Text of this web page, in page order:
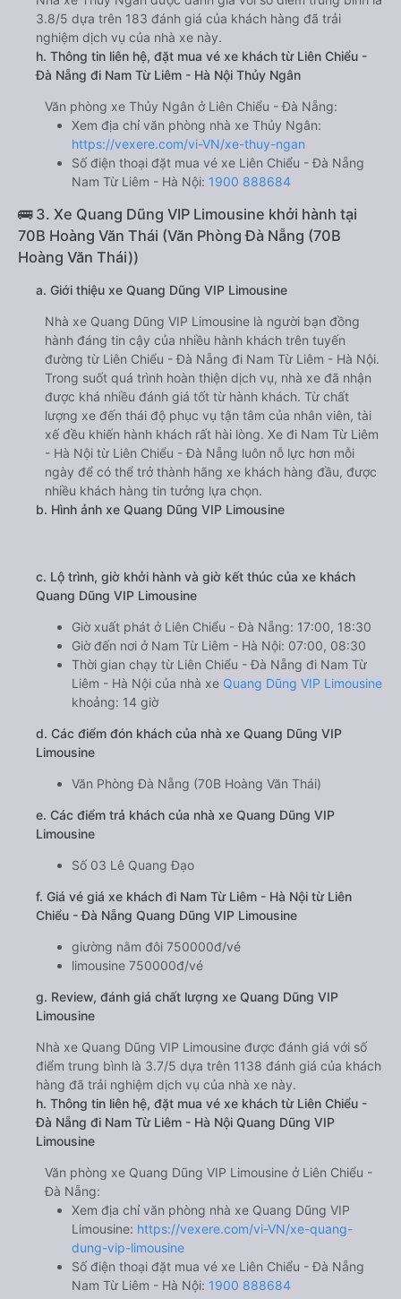
3.8/5 dựa trên 183 đánh giá của khách hàng đã trải
nghiệm dịch vụ của nhà xe này.
h. Thông tin liên hệ, đặt mua vé xe khách từ Liên Chiểu -
Đà Nẵng đi Nam Từ Liêm - Hà Nội Thủy Ngân
Văn phòng xe Thủy Ngân ở Liên Chiểu - Đà Nẵng:
Xem địa chỉ văn phòng nhà xe Thủy Ngân:
https://vexere.com/vi-VN/xe-thuy-ngan
Số điện thoại đặt mua vé xe Liên Chiểu - Đà Nẵng
Nam Từ Liêm - Hà Nội: 1900 888684
🚌 3. Xe Quang Dũng VIP Limousine khởi hành tại
70B Hoàng Văn Thái (Văn Phòng Đà Nẵng (70B
Hoàng Văn Thái))
a. Giới thiệu xe Quang Dũng VIP Limousine
Nhà xe Quang Dũng VIP Limousine là người bạn đồng
hành đáng tin cậy của nhiều hành khách trên tuyến
đường từ Liên Chiểu - Đà Nẵng đi Nam Từ Liêm - Hà Nội.
Trong suốt quá trình hoàn thiện dịch vụ, nhà xe đã nhận
được khá nhiều đánh giá tốt từ hành khách. Từ chất
lượng xe đến thái độ phục vụ tận tâm của nhân viên, tài
xế đều khiến hành khách rất hài lòng. Xe đi Nam Từ Liêm
- Hà Nội từ Liên Chiểu - Đà Nẵng luôn nỗ lực hơn mỗi
ngày để có thể trở thành hãng xe khách hàng đầu, được
nhiều khách hàng tin tưởng lựa chọn.
b. Hình ảnh xe Quang Dũng VIP Limousine
c. Lộ trình, giờ khởi hành và giờ kết thúc của xe khách
Quang Dũng VIP Limousine
Giờ xuất phát ở Liên Chiểu - Đà Nẵng: 17:00, 18:30
Giờ đến nơi ở Nam Từ Liêm - Hà Nội: 07:00, 08:30
Thời gian chạy từ Liên Chiểu - Đà Nẵng đi Nam Từ
Liêm - Hà Nội của nhà xe Quang Dũng VIP Limousine
khoảng: 14 giờ
d. Các điểm đón khách của nhà xe Quang Dũng VIP
Limousine
Văn Phòng Đà Nẵng (70B Hoàng Văn Thái)
e. Các điểm trả khách của nhà xe Quang Dũng VIP
Limousine
Số 03 Lê Quang Đạo
f. Giá vé giá xe khách đi Nam Từ Liêm - Hà Nội từ Liên
Chiểu - Đà Nẵng Quang Dũng VIP Limousine
giường nằm đôi 750000đ/vé
limousine 750000đ/vé
g. Review, đánh giá chất lượng xe Quang Dũng VIP
Limousine
Nhà xe Quang Dũng VIP Limousine được đánh giá với số
điểm trung bình là 3.7/5 dựa trên 1138 đánh giá của khách
hàng đã trải nghiệm dịch vụ của nhà xe này.
h. Thông tin liên hệ, đặt mua vé xe khách từ Liên Chiểu -
Đà Nẵng đi Nam Từ Liêm - Hà Nội Quang Dũng VIP
Limousine
Văn phòng xe Quang Dũng VIP Limousine ở Liên Chiểu -
Đà Nẵng:
Xem địa chỉ văn phòng nhà xe Quang Dũng VIP
Limousine: https://vexere.com/vi-VN/xe-quang-
dung-vip-limousine
Số điện thoại đặt mua vé xe Liên Chiểu - Đà Nẵng
Nam Từ Liêm - Hà Nội: 1900 888684